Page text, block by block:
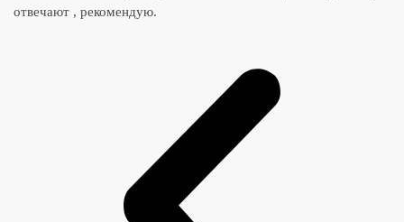
отвечают , рекомендую.